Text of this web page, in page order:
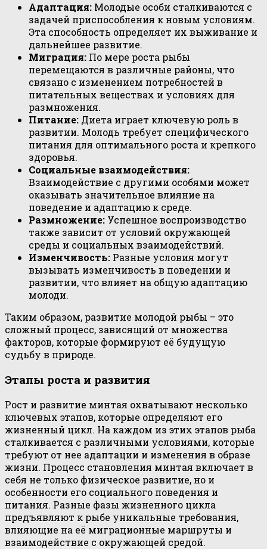
Адаптация: Молодые особи сталкиваются с
задачей приспособления к новым условиям.
Эта способность определяет их выживание и
дальнейшее развитие.
Миграция: По мере роста рыбы
перемещаются в различные районы, что
связано с изменением потребностей в
питательных веществах и условиях для
размножения.
Питание: Диета играет ключевую роль в
развитии. Молодь требует специфического
питания для оптимального роста и крепкого
здоровья.
Социальные взаимодействия:
Взаимодействие с другими особями может
оказывать значительное влияние на
поведение и адаптацию к среде.
Размножение: Успешное воспроизводство
также зависит от условий окружающей
среды и социальных взаимодействий.
Изменчивость: Разные условия могут
вызывать изменчивость в поведении и
развитии, что влияет на общую адаптацию
молоди.
Таким образом, развитие молодой рыбы – это
сложный процесс, зависящий от множества
факторов, которые формируют её будущую
судьбу в природе.
Этапы роста и развития
Рост и развитие минтая охватывают несколько
ключевых этапов, которые определяют его
жизненный цикл. На каждом из этих этапов рыба
сталкивается с различными условиями, которые
требуют от нее адаптации и изменения в образе
жизни. Процесс становления минтая включает в
себя не только физическое развитие, но и
особенности его социального поведения и
питания. Разные фазы жизненного цикла
предъявляют к рыбе уникальные требования,
влияющие на её миграционные маршруты и
взаимодействие с окружающей средой.